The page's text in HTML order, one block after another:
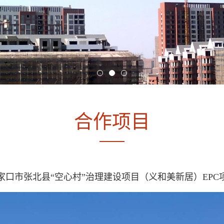
合作项目
口市张北县“空心村”治理建设项目（义和美新居）EPC